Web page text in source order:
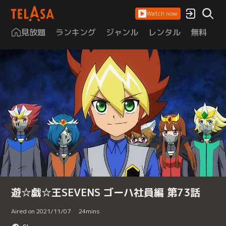
Watch now
見放題 ランキング ジャンル レンタル 無料
遊☆戯☆王SEVENS ゴーハ社員編 第73話
Aired on 2021/11/07 24mins